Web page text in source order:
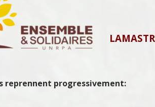
reprennent progressivement: